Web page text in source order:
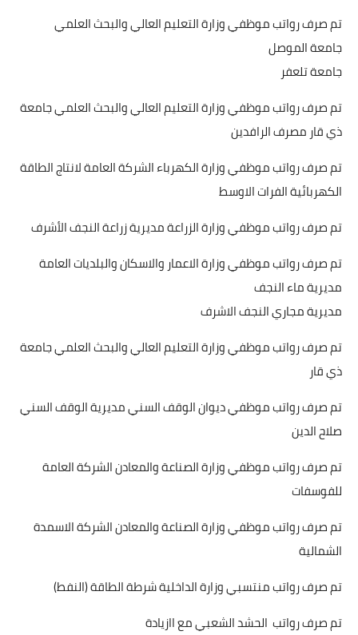
تم صرف رواتب موظفي وزارة التعليم العالي والبحث العلمي
جامعة الموصل
جامعة تلعفر
تم صرف رواتب موظفي وزارة التعليم العالي والبحث العلمي جامعة
ذي قار مصرف الرافدين
تم صرف رواتب موظفي وزارة الكهرباء الشركة العامة لانتاج الطاقة
الكهربائية الفرات الاوسط
تم صرف رواتب موظفي وزارة الزراعة مديرية زراعة النجف الأشرف
تم صرف رواتب موظفي وزارة الاعمار والاسكان والبلديات العامة
مديرية ماء النجف
مديرية مجاري النجف الاشرف
تم صرف رواتب موظفي وزارة التعليم العالي والبحث العلمي جامعة
ذي قار
تم صرف رواتب موظفي ديوان الوقف السني مديرية الوقف السني
صلاح الدين
تم صرف رواتب موظفي وزارة الصناعة والمعادن الشركة العامة
للفوسفات
تم صرف رواتب موظفي وزارة الصناعة والمعادن الشركة الاسمدة
الشمالية
تم صرف رواتب منتسبي وزارة الداخلية شرطة الطاقة (النفط)
تم صرف رواتب الحشد الشعبي مع اازيادة